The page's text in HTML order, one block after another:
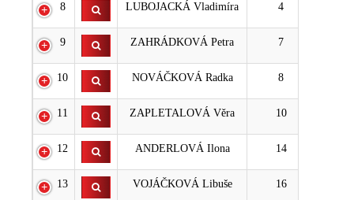
8 LUBOJACKÁ Vladimíra 4
9 ZAHRÁDKOVÁ Petra 7
10 NOVÁČKOVÁ Radka 8
11 ZAPLETALOVÁ Věra 10
12 ANDERLOVÁ Ilona 14
13 VOJÁČKOVÁ Libuše 16